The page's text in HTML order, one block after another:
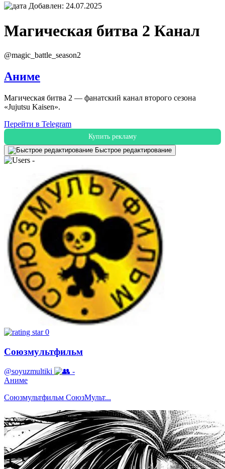
Добавлен: 24.07.2025
Магическая битва 2 Канал
@magic_battle_season2
Аниме
Магическая битва 2 — фанатский канал второго сезона
«Jujutsu Kaisen».
Перейти в Telegram
Купить рекламу
Быстрое редактирование
-
0
Союзмультфильм
@soyuzmultiki
-
Аниме
Союзмультфильм СоюзМульт...